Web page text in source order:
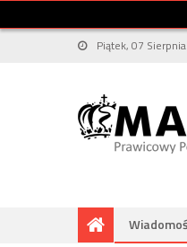
Piątek, 07